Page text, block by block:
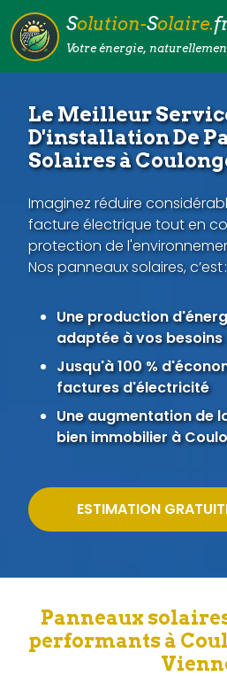
Solution-Solaire.
Votre énergie,
Le Meilleur
D'installation De
Solaires à
Imaginez réduire
facture électrique tout en
protection de
Nos panneaux solaires, c’est :
Une production
adaptée à vos besoins
Jusqu'à 100 %
factures d'électricité
Une augmentation de
bien immobilier à
ESTIMATION
Panneaux
performants à